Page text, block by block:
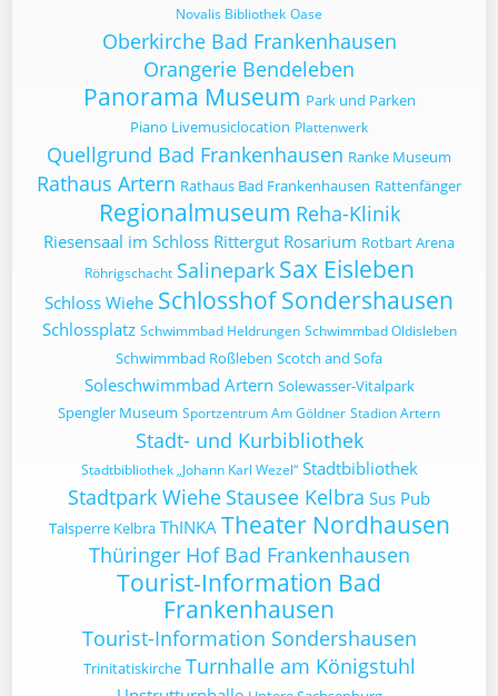
Novalis Bibliothek Oase
Oberkirche Bad Frankenhausen
Orangerie Bendeleben
Panorama Museum Park und Parken
Piano Livemusiclocation Plattenwerk
Quellgrund Bad Frankenhausen Ranke Museum
Rathaus Artern Rathaus Bad Frankenhausen Rattenfänger
Regionalmuseum Reha-Klinik
Riesensaal im Schloss Rittergut Rosarium Rotbart Arena
Röhrigschacht Salinepark Sax Eisleben
Schloss Wiehe Schlosshof Sondershausen
Schlossplatz Schwimmbad Heldrungen Schwimmbad Oldisleben
Schwimmbad Roßleben Scotch and Sofa
Soleschwimmbad Artern Solewasser-Vitalpark
Spengler Museum Sportzentrum Am Göldner Stadion Artern
Stadt- und Kurbibliothek
Stadtbibliothek „Johann Karl Wezel“ Stadtbibliothek
Stadtpark Wiehe Stausee Kelbra Sus Pub
Talsperre Kelbra ThINKA Theater Nordhausen
Thüringer Hof Bad Frankenhausen
Tourist-Information Bad
Frankenhausen
Tourist-Information Sondershausen
Trinitatiskirche Turnhalle am Königstuhl